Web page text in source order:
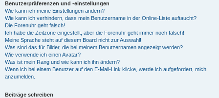
Benutzerpräferenzen und -einstellungen
Wie kann ich meine Einstellungen ändern?
Wie kann ich verhindern, dass mein Benutzername in der Online-Liste auftaucht?
Die Forenuhr geht falsch!
Ich habe die Zeitzone eingestellt, aber die Forenuhr geht immer noch falsch!
Meine Sprache steht auf diesem Board nicht zur Auswahl!
Was sind das für Bilder, die bei meinem Benutzernamen angezeigt werden?
Wie verwende ich einen Avatar?
Was ist mein Rang und wie kann ich ihn ändern?
Wenn ich bei einem Benutzer auf den E-Mail-Link klicke, werde ich aufgefordert, mich
anzumelden.
Beiträge schreiben